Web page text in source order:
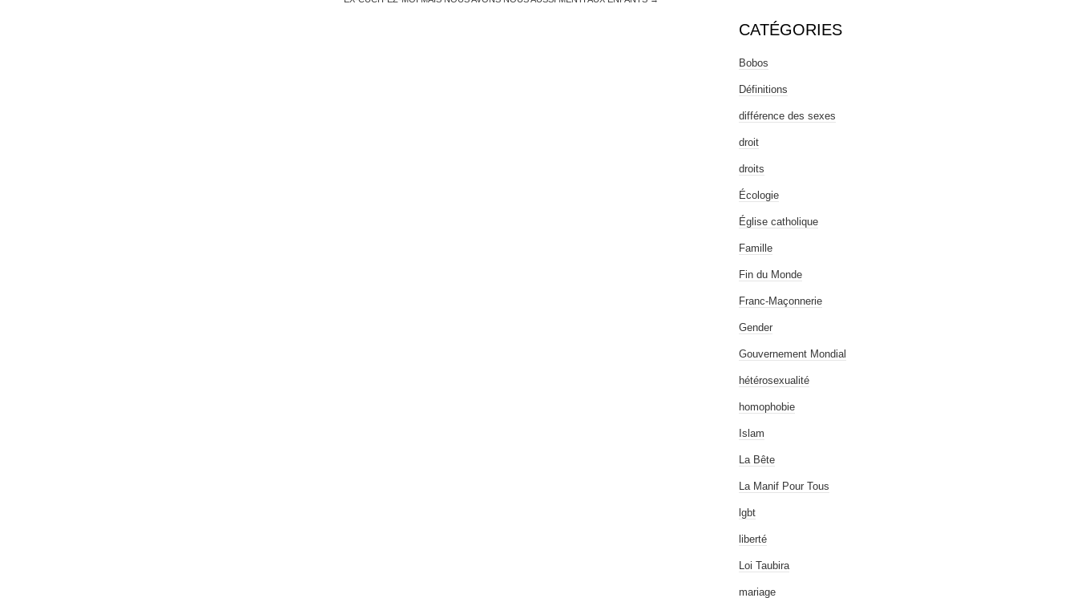
CATÉGORIES
Bobos
Définitions
différence des sexes
droit
droits
Écologie
Église catholique
Famille
Fin du Monde
Franc-Maçonnerie
Gender
Gouvernement Mondial
hétérosexualité
homophobie
Islam
La Bête
La Manif Pour Tous
lgbt
liberté
Loi Taubira
mariage